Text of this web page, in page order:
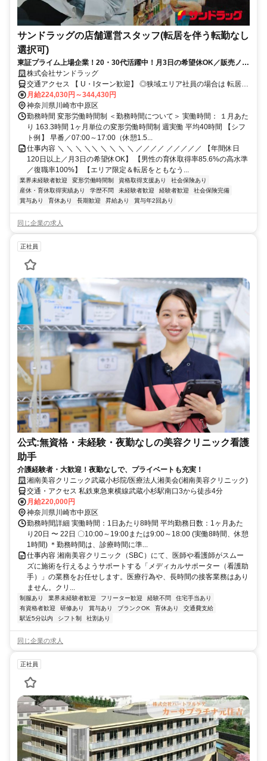
サンドラッグの店舗運営スタッフ(転居を伴う転勤なし
選択可)
東証プライム上場企業！20・30代活躍中！月3日の希望休OK／販売ノル
マなし／年収例32歳SV816万円／販促企画～商品管理など店舗運営がメ
インの仕事
株式会社サンドラッグ
交通アクセス 【 U・Iターン歓迎】 ◎狭域エリア社員の場合は 転居を
伴う転勤はありません。 ◎マイカー通勤OK
月給224,030円～344,430円
神奈川県川崎市中原区
勤務時間 変形労働時間制 ＜勤務時間について＞ 実働時間： １月あた
り 163.3時間 1ヶ月単位の変形労働時間制 週実働 平均40時間 【シフ
ト例】 早番／07:00～17:00（休憩1.5...
仕事内容 ＼ ＼ ＼ ＼＼ ＼ ＼ ＼ ＼ ／／／／ ／／／／／ 【年間休日
120日以上／月3日の希望休OK】 【男性の育休取得率85.6%の高水準
／復職率100%】 【エリア限定＆転居をともなう...
業界未経験者歓迎 変形労働時間制 資格取得支援あり
社会保険あり
産休・育休取得実績あり
学歴不問 未経験者歓迎 経験者歓迎
社会保険完備
賞与あり
育休あり 長期歓迎 昇給あり 賞与年2回あり
同じ企業の求人
正社員
公式:無資格・未経験・夜勤なしの美容クリニック看護
助手
介護経験者・大歓迎！夜勤なしで、プライベートも充実！
湘南美容クリニック武蔵小杉院/医療法人湘美会(湘南美容クリニック)
交通・アクセス 私鉄東急東横線武蔵小杉駅南口3から徒歩4分
月給220,000円
神奈川県川崎市中原区
勤務時間詳細 実働時間：1日あたり8時間 平均勤務日数：1ヶ月あた
り20日 〜 22日 〇10:00～19:00または9:00～18:00 (実働8時間、休憩
1時間) ＊勤務時間は、診療時間に準...
仕事内容 湘南美容クリニック（SBC）にて、医師や看護師がスムー
ズに施術を行えるようサポートする「メディカルサポーター（看護助
手）」の業務をお任せします。医療行為や、長時間の接客業務はあり
ません。クリ...
制服あり 業界未経験者歓迎 フリーター歓迎 経験不問
住宅手当あり
有資格者歓迎
研修あり 賞与あり ブランクOK 育休あり
交通費支給
駅近5分以内
シフト制 社割あり
同じ企業の求人
正社員